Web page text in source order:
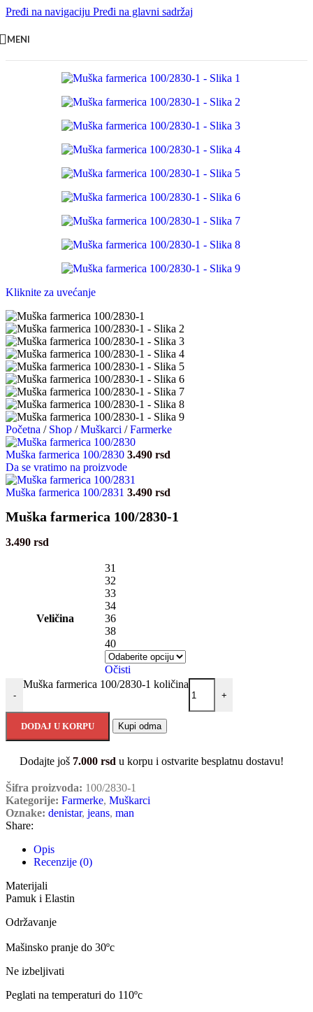
Pređi na navigaciju Pređi na glavni sadržaj
MENI
Kliknite za uvećanje
Početna / Shop / Muškarci / Farmerke
Muška farmerica 100/2830 3.490 rsd
Da se vratimo na proizvode
Muška farmerica 100/2831 3.490 rsd
Muška farmerica 100/2830-1
3.490 rsd
Veličina
31
32
33
34
36
38
40
Očisti
-
Muška farmerica 100/2830-1 količina
+
DODAJ U KORPU Kupi odma
Dodajte još 7.000 rsd u korpu i ostvarite besplatnu dostavu!
Šifra proizvoda: 100/2830-1
Kategorije: Farmerke, Muškarci
Oznake: denistar, jeans, man
Share:
Opis
Recenzije (0)
Materijali
Pamuk i Elastin
Održavanje
Mašinsko pranje do 30ºc
Ne izbeljivati
Peglati na temperaturi do 110ºc